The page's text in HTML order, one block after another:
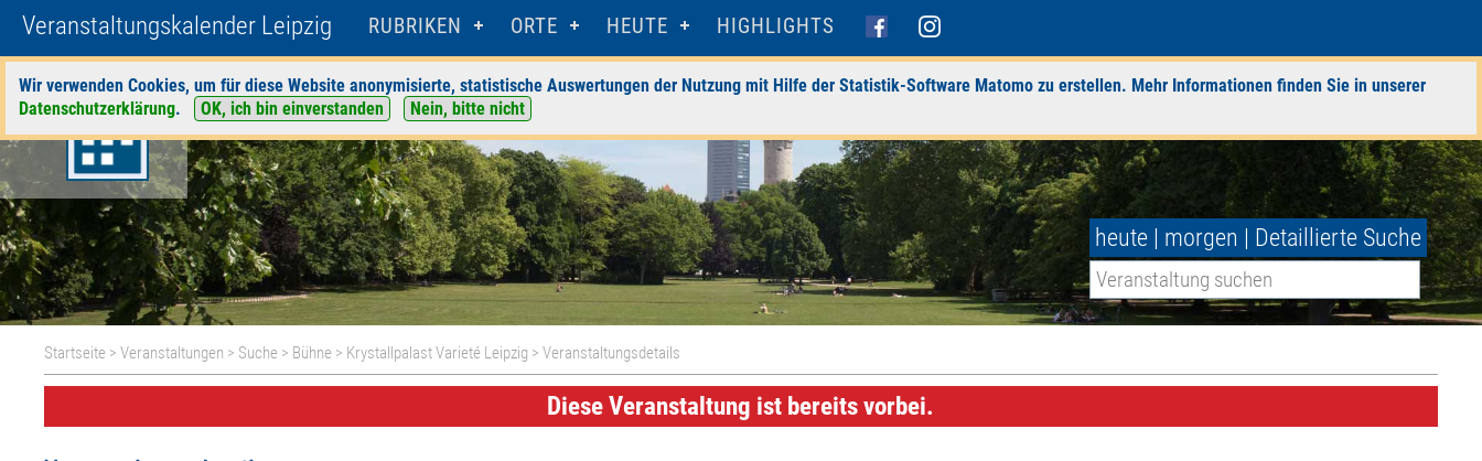
Veranstaltungskalender Leipzig RUBRIKEN ORTE HEUTE HIGHLIGHTS
Wir verwenden Cookies, um für diese Website anonymisierte, statistische Auswertungen der Nutzung mit Hilfe der Statistik-Software Matomo zu erstellen. Mehr Informationen finden Sie in unserer
Datenschutzerklärung. OK, ich bin einverstanden Nein, bitte nicht
heute | morgen | Detaillierte Suche
Startseite >Veranstaltungen > Suche > Bühne > Krystallpalast Varieté Leipzig > Veranstaltungsdetails
Diese Veranstaltung ist bereits vorbei.